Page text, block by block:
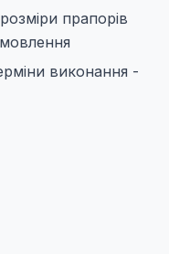
прапорів
виконання -